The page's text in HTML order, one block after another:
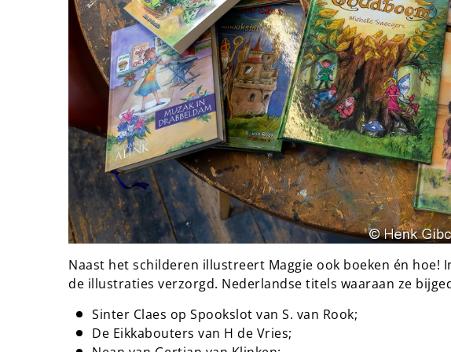
Naast het schilderen illustreert Maggie ook boeken én hoe!
de illustraties verzorgd. Nederlandse titels waaraan ze
Sinter Claes op Spookslot van S. van Rook;
De Eikkabouters van H de Vries;